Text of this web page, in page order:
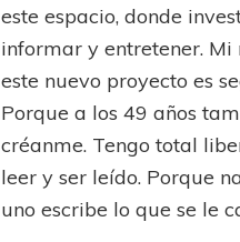
este espacio, donde
informar y entretener.
este nuevo proyecto es
Porque a los 49 años
créanme. Tengo total
leer y ser leído. Porque
uno escribe lo que se le